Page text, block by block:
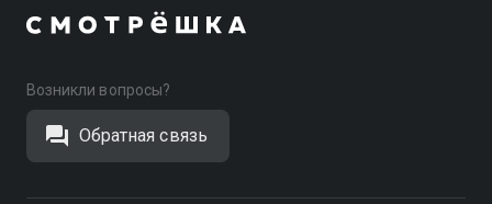
Возникли вопросы?
Обратная связь